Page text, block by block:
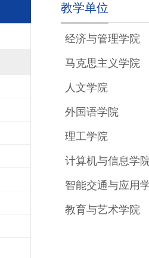
教学单位
经济与管理学院
马克思主义学院
人文学院
外国语学院
理工学院
计算机与信息学
智能交通与应用
教育与艺术学院